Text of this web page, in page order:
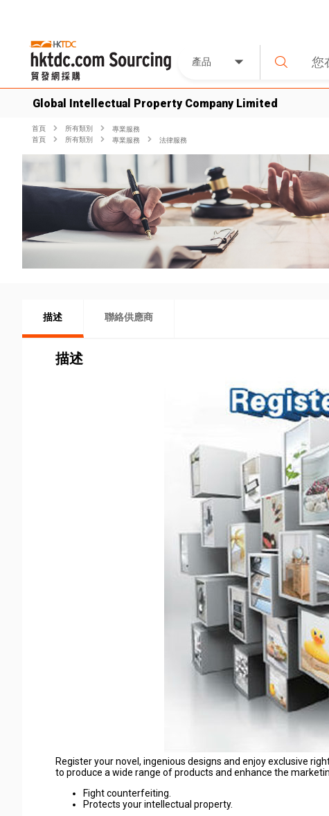
產品
Global Intellectual Property Company Limited
首頁 所有類別
專業服務
首頁
所有類別 專業服務 法律服務
描述 聯絡供應商
描述
Register your novel, ingenious designs and enjoy exclusive
to produce a wide range of products and enhance the
Fight counterfeiting.
Protects your intellectual property.